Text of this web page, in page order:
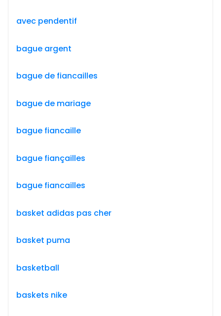
avec pendentif
bague argent
bague de fiancailles
bague de mariage
bague fiancaille
bague fiançailles
bague fiancailles
basket adidas pas cher
basket puma
basketball
baskets nike